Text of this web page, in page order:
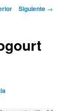
Siguiente →